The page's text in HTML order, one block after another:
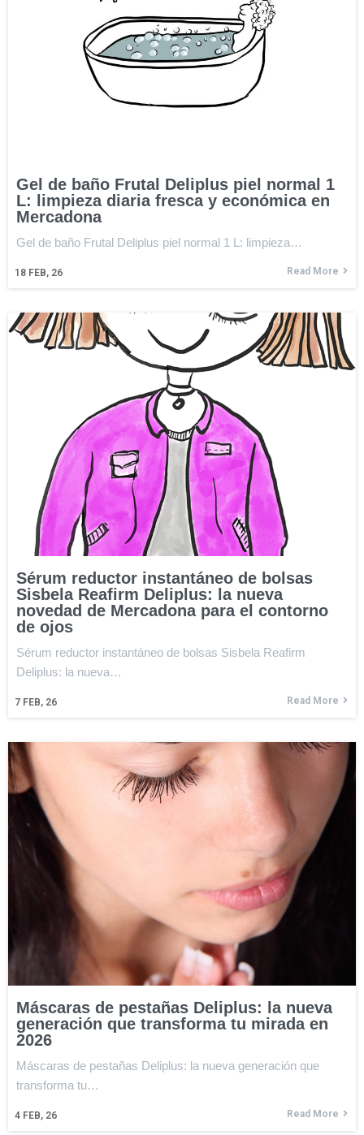
Gel de baño Frutal Deliplus piel normal 1
L: limpieza diaria fresca y económica en
Mercadona
18 FEB, 26
Gel de baño Frutal Deliplus piel normal 1 L: limpieza…
Read More
Sérum reductor instantáneo de bolsas
Sisbela Reafirm Deliplus: la nueva
novedad de Mercadona para el contorno
de ojos
7 FEB, 26
Sérum reductor instantáneo de bolsas Sisbela Reafirm
Deliplus: la nueva…
Read More
Máscaras de pestañas Deliplus: la nueva
generación que transforma tu mirada en
2026
4 FEB, 26
Máscaras de pestañas Deliplus: la nueva generación que
transforma tu…
Read More